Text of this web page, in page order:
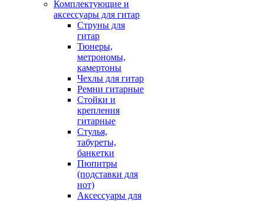
Комплектующие и
аксессуары для гитар
Струны для
гитар
Тюнеры,
метрономы,
камертоны
Чехлы для гитар
Ремни гитарные
Стойки и
крепления
гитарные
Стулья,
табуреты,
банкетки
Пюпитры
(подставки для
нот)
Аксессуары для